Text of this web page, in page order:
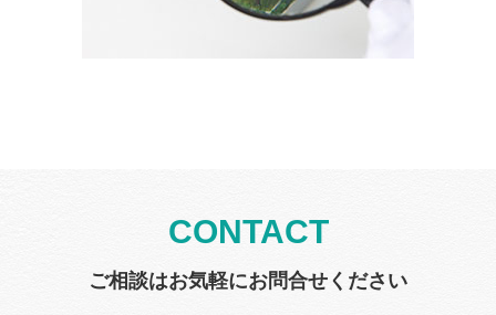
CONTACT
ご相談はお気軽にお問合せください